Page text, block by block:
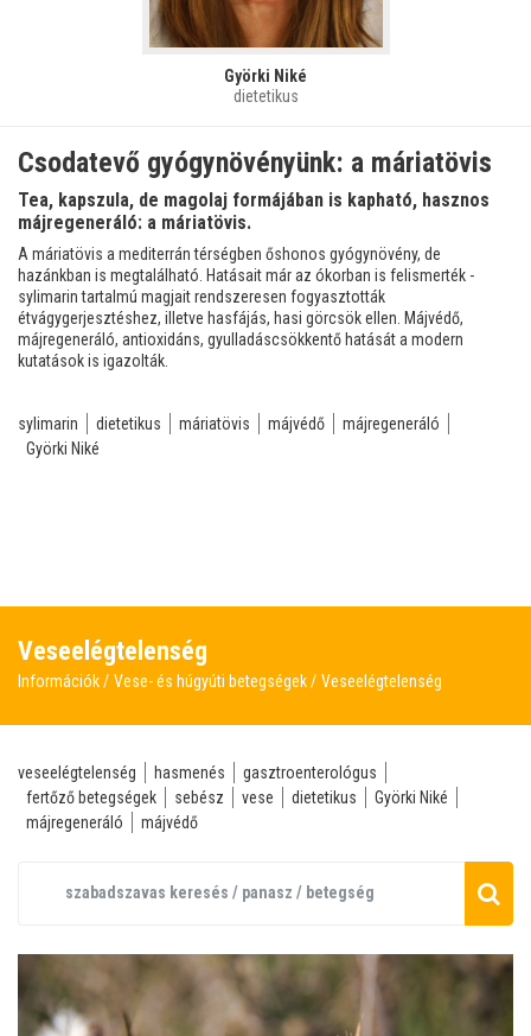
Györki Niké
dietetikus
Csodatevő gyógynövényünk: a máriatövis
Tea, kapszula, de magolaj formájában is kapható, hasznos
májregeneráló: a máriatövis.
A máriatövis a mediterrán térségben őshonos gyógynövény, de
hazánkban is megtalálható. Hatásait már az ókorban is felismerték -
sylimarin tartalmú magjait rendszeresen fogyasztották
étvágygerjesztéshez, illetve hasfájás, hasi görcsök ellen. Májvédő,
májregeneráló, antioxidáns, gyulladáscsökkentő hatását a modern
kutatások is igazolták.
sylimarin dietetikus máriatövis májvédő
májregeneráló
Györki Niké
Veseelégtelenség
Információk Vese- és húgyúti betegségek Veseelégtelenség
veseelégtelenség hasmenés
gasztroenterológus
fertőző betegségek
sebész vese dietetikus
Györki Niké
májregeneráló
májvédő